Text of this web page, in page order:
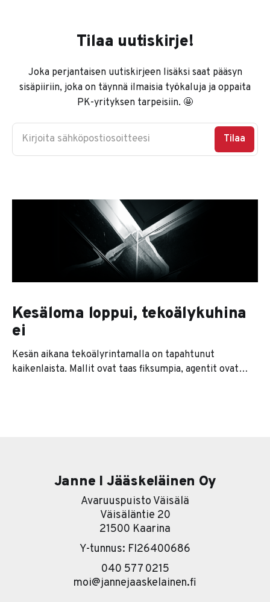
Tilaa uutiskirje!
Joka perjantaisen uutiskirjeen lisäksi saat pääsyn
sisäpiiriin, joka on täynnä ilmaisia työkaluja ja oppaita
PK-yrityksen tarpeisiin. 🤩
Kirjoita sähköpostiosoitteesi Tilaa
Kesäloma loppui, tekoälykuhina
ei
Kesän aikana tekoälyrintamalla on tapahtunut
kaikenlaista. Mallit ovat taas fiksumpia, agentit ovat
Janne I Jääskeläinen Oy
Avaruuspuisto Väisälä
Väisäläntie 20
21500 Kaarina
Y-tunnus: FI26400686
040 577 0215
moi@jannejaaskelainen.fi